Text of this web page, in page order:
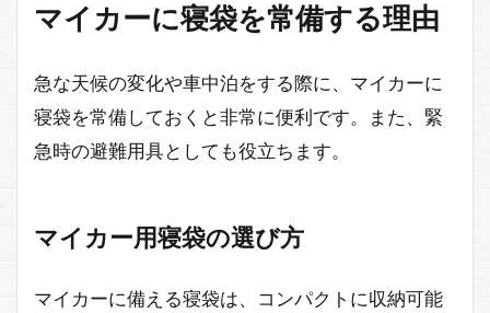
マイカーに寝袋を常備する理由
急な天候の変化や車中泊をする際に、マイカーに
寝袋を常備しておくと非常に便利です。また、緊
急時の避難用具としても役立ちます。
マイカー用寝袋の選び方
マイカーに備える寝袋は、コンパクトに収納可能